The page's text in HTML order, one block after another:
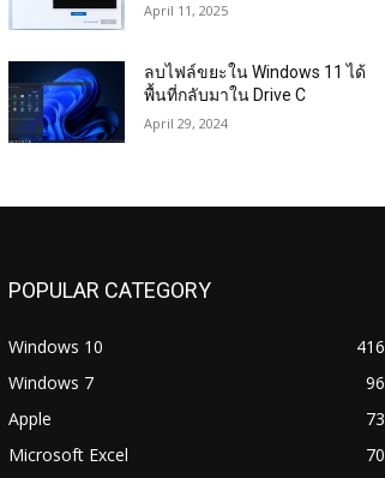
April 11, 2025
ลบไฟล์ขยะใน Windows 11 ได้
พื้นที่กลับมาใน Drive C
April 29, 2024
POPULAR CATEGORY
Windows 10
416
Windows 7
96
Apple
73
Microsoft Excel
70